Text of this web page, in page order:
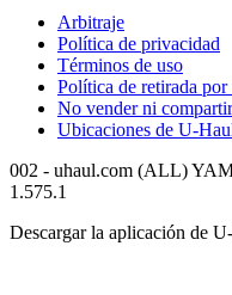
Arbitraje
Política de privacidad
Términos de uso
Política de retirada
No vender ni
Ubicaciones de U-
002 - uhaul.com (ALL)
1.575.1
Descargar la aplicación de